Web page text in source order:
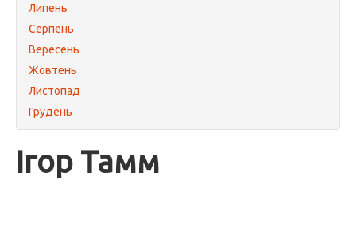
Липень
Серпень
Вересень
Жовтень
Листопад
Грудень
Ігор Тамм